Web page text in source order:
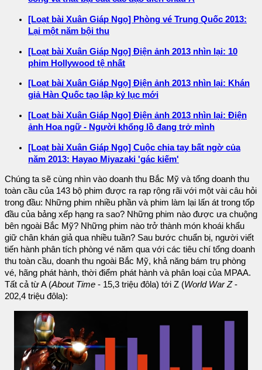
[Loạt bài Xuân Giáp Ngọ] Phòng vé Trung Quốc 2013:
Lại một năm bội thu
[Loạt bài Xuân Giáp Ngọ] Điện ảnh 2013 nhìn lại: 10
phim Hollywood tệ nhất
[Loạt bài Xuân Giáp Ngọ] Điện ảnh 2013 nhìn lại: Khán
giả Hàn Quốc tạo lập kỷ lục mới
[Loạt bài Xuân Giáp Ngọ] Điện ảnh 2013 nhìn lại: Điện
ảnh Hoa ngữ - Người khổng lồ đang trở mình
[Loạt bài Xuân Giáp Ngọ] Cuộc chia tay bất ngờ của
năm 2013: Hayao Miyazaki 'gác kiếm'
Chúng ta sẽ cùng nhìn vào doanh thu Bắc Mỹ và tổng doanh thu
toàn cầu của 143 bộ phim được ra rạp rộng rãi với một vài câu hỏi
trong đầu: Những phim nhiều phần và phim làm lại lấn át trong tốp
đầu của bảng xếp hạng ra sao? Những phim nào được ưa chuộng
bên ngoài Bắc Mỹ? Những phim nào trở thành món khoái khẩu
giữ chân khán giả qua nhiều tuần? Sau bước chuẩn bị, người viết
tiến hành phân tích phòng vé năm qua với các tiêu chí tổng doanh
thu toàn cầu, doanh thu ngoài Bắc Mỹ, khả năng bám trụ phòng
vé, hãng phát hành, thời điểm phát hành và phân loại của MPAA.
Tất cả từ A (About Time - 15,3 triệu đôla) tới Z (World War Z-
202,4 triệu đôla):